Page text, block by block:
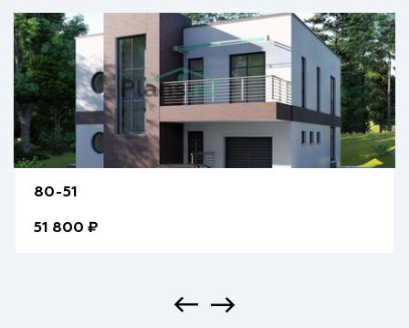
80-51
51 800 ₽